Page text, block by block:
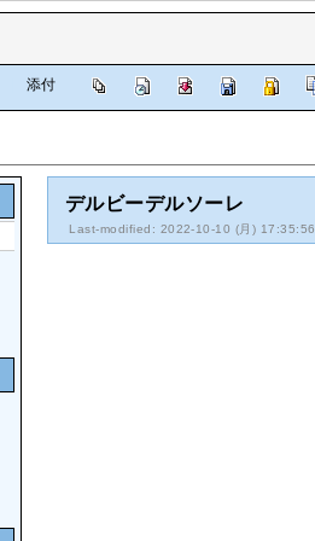
添付
デルビーデルソーレ
Last-modified: 2022-10-10 (月) 17:35:56